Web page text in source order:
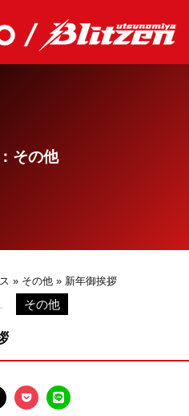
その他
» その他 » 新年御挨拶
その他